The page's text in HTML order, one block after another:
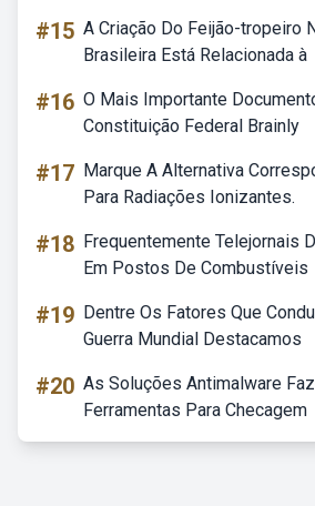
#15 A Criação Do Feijão-tropeiro
Brasileira Está Relacionada à
#16 O Mais Importante
Constituição Federal Brainly
#17 Marque A Alternativa
Para Radiações Ionizantes.
#18 Frequentemente Telejornais
Em Postos De Combustíveis
#19 Dentre Os Fatores Que
Guerra Mundial Destacamos
#20 As Soluções Antimalware
Ferramentas Para Checagem